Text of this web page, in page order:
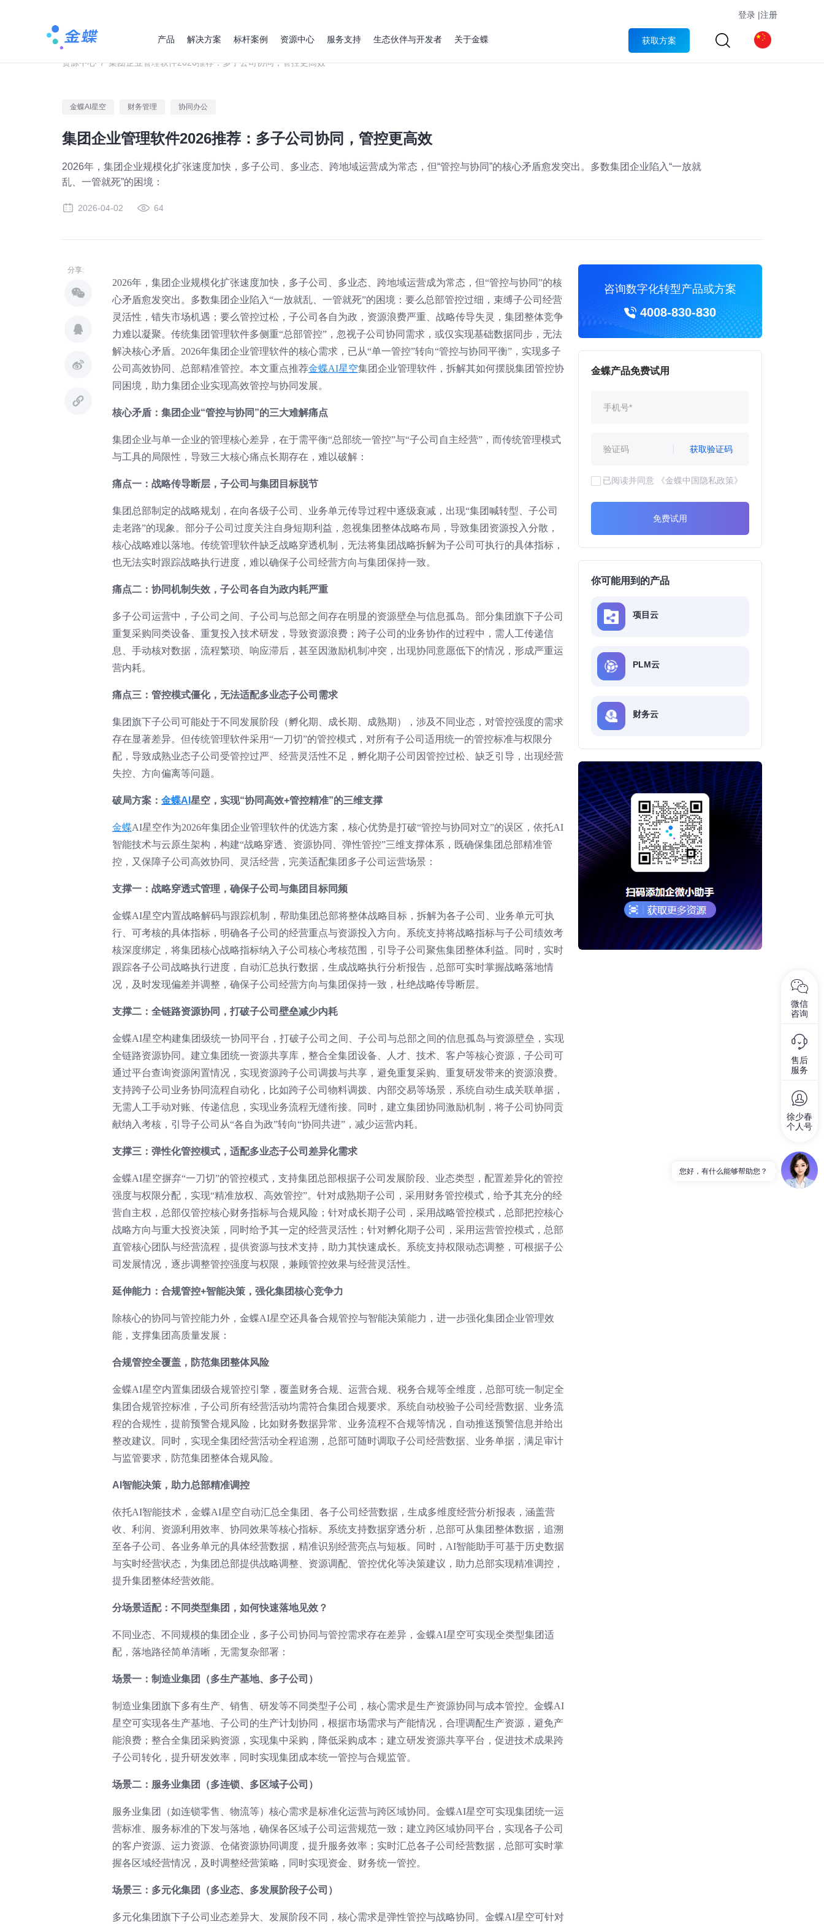
登录 |注册
产品 解决方案 标杆案例 资源中心 服务支持 生态伙伴与开发者 关于金蝶 获取方案
资源中心 / 集团企业管理软件2026推荐：多子公司协同，管控更高效
金蝶AI星空 财务管理 协同办公
集团企业管理软件2026推荐：多子公司协同，管控更高效
2026年，集团企业规模化扩张速度加快，多子公司、多业态、跨地域运营成为常态，但“管控与协同”的核心矛盾愈发突出。多数集团企业陷入“一放就
乱、一管就死”的困境：
2026-04-02 64
分享:
2026年，集团企业规模化扩张速度加快，多子公司、多业态、跨地域运营成为常态，但“管控与协同”的核
心矛盾愈发突出。多数集团企业陷入“一放就乱、一管就死”的困境：要么总部管控过细，束缚子公司经营
灵活性，错失市场机遇；要么管控过松，子公司各自为政，资源浪费严重、战略传导失灵，集团整体竞争
力难以凝聚。传统集团管理软件多侧重“总部管控”，忽视子公司协同需求，或仅实现基础数据同步，无法
解决核心矛盾。2026年集团企业管理软件的核心需求，已从“单一管控”转向“管控与协同平衡”，实现多子
公司高效协同、总部精准管控。本文重点推荐金蝶AI星空集团企业管理软件，拆解其如何摆脱集团管控协
同困境，助力集团企业实现高效管控与协同发展。
核心矛盾：集团企业“管控与协同”的三大难解痛点
集团企业与单一企业的管理核心差异，在于需平衡“总部统一管控”与“子公司自主经营”，而传统管理模式
与工具的局限性，导致三大核心痛点长期存在，难以破解：
痛点一：战略传导断层，子公司与集团目标脱节
集团总部制定的战略规划，在向各级子公司、业务单元传导过程中逐级衰减，出现“集团喊转型、子公司
走老路”的现象。部分子公司过度关注自身短期利益，忽视集团整体战略布局，导致集团资源投入分散，
核心战略难以落地。传统管理软件缺乏战略穿透机制，无法将集团战略拆解为子公司可执行的具体指标，
也无法实时跟踪战略执行进度，难以确保子公司经营方向与集团保持一致。
痛点二：协同机制失效，子公司各自为政内耗严重
多子公司运营中，子公司之间、子公司与总部之间存在明显的资源壁垒与信息孤岛。部分集团旗下子公司
重复采购同类设备、重复投入技术研发，导致资源浪费；跨子公司的业务协作的过程中，需人工传递信
息、手动核对数据，流程繁琐、响应滞后，甚至因激励机制冲突，出现协同意愿低下的情况，形成严重运
营内耗。
痛点三：管控模式僵化，无法适配多业态子公司需求
集团旗下子公司可能处于不同发展阶段（孵化期、成长期、成熟期），涉及不同业态，对管控强度的需求
存在显著差异。但传统管理软件采用“一刀切”的管控模式，对所有子公司适用统一的管控标准与权限分
配，导致成熟业态子公司受管控过严、经营灵活性不足，孵化期子公司因管控过松、缺乏引导，出现经营
失控、方向偏离等问题。
破局方案： 金蝶AI 星空，实现“协同高效+管控精准”的三维支撑
金蝶AI星空作为2026年集团企业管理软件的优选方案，核心优势是打破“管控与协同对立”的误区，依托AI
智能技术与云原生架构，构建“战略穿透、资源协同、弹性管控”三维支撑体系，既确保集团总部精准管
控，又保障子公司高效协同、灵活经营，完美适配集团多子公司运营场景：
支撑一：战略穿透式管理，确保子公司与集团目标同频
金蝶AI星空内置战略解码与跟踪机制，帮助集团总部将整体战略目标，拆解为各子公司、业务单元可执
行、可考核的具体指标，明确各子公司的经营重点与资源投入方向。系统支持将战略指标与子公司绩效考
核深度绑定，将集团核心战略指标纳入子公司核心考核范围，引导子公司聚焦集团整体利益。同时，实时
跟踪各子公司战略执行进度，自动汇总执行数据，生成战略执行分析报告，总部可实时掌握战略落地情
况，及时发现偏差并调整，确保子公司经营方向与集团保持一致，杜绝战略传导断层。
支撑二：全链路资源协同，打破子公司壁垒减少内耗
金蝶AI星空构建集团级统一协同平台，打破子公司之间、子公司与总部之间的信息孤岛与资源壁垒，实现
全链路资源协同。建立集团统一资源共享库，整合全集团设备、人才、技术、客户等核心资源，子公司可
通过平台查询资源闲置情况，实现资源跨子公司调拨与共享，避免重复采购、重复研发带来的资源浪费。
支持跨子公司业务协同流程自动化，比如跨子公司物料调拨、内部交易等场景，系统自动生成关联单据，
无需人工手动对账、传递信息，实现业务流程无缝衔接。同时，建立集团协同激励机制，将子公司协同贡
献纳入考核，引导子公司从“各自为政”转向“协同共进”，减少运营内耗。
支撑三：弹性化管控模式，适配多业态子公司差异化需求
金蝶AI星空摒弃“一刀切”的管控模式，支持集团总部根据子公司发展阶段、业态类型，配置差异化的管控
强度与权限分配，实现“精准放权、高效管控”。针对成熟期子公司，采用财务管控模式，给予其充分的经
营自主权，总部仅管控核心财务指标与合规风险；针对成长期子公司，采用战略管控模式，总部把控核心
战略方向与重大投资决策，同时给予其一定的经营灵活性；针对孵化期子公司，采用运营管控模式，总部
直管核心团队与经营流程，提供资源与技术支持，助力其快速成长。系统支持权限动态调整，可根据子公
司发展情况，逐步调整管控强度与权限，兼顾管控效果与经营灵活性。
延伸能力：合规管控+智能决策，强化集团核心竞争力
除核心的协同与管控能力外，金蝶AI星空还具备合规管控与智能决策能力，进一步强化集团企业管理效
能，支撑集团高质量发展：
合规管控全覆盖，防范集团整体风险
金蝶AI星空内置集团级合规管控引擎，覆盖财务合规、运营合规、税务合规等全维度，总部可统一制定全
集团合规管控标准，子公司所有经营活动均需符合集团合规要求。系统自动校验子公司经营数据、业务流
程的合规性，提前预警合规风险，比如财务数据异常、业务流程不合规等情况，自动推送预警信息并给出
整改建议。同时，实现全集团经营活动全程追溯，总部可随时调取子公司经营数据、业务单据，满足审计
与监管要求，防范集团整体合规风险。
AI智能决策，助力总部精准调控
依托AI智能技术，金蝶AI星空自动汇总全集团、各子公司经营数据，生成多维度经营分析报表，涵盖营
收、利润、资源利用效率、协同效果等核心指标。系统支持数据穿透分析，总部可从集团整体数据，追溯
至各子公司、各业务单元的具体经营数据，精准识别经营亮点与短板。同时，AI智能助手可基于历史数据
与实时经营状态，为集团总部提供战略调整、资源调配、管控优化等决策建议，助力总部实现精准调控，
提升集团整体经营效能。
分场景适配：不同类型集团，如何快速落地见效？
不同业态、不同规模的集团企业，多子公司协同与管控需求存在差异，金蝶AI星空可实现全类型集团适
配，落地路径简单清晰，无需复杂部署：
场景一：制造业集团（多生产基地、多子公司）
制造业集团旗下多有生产、销售、研发等不同类型子公司，核心需求是生产资源协同与成本管控。金蝶AI
星空可实现各生产基地、子公司的生产计划协同，根据市场需求与产能情况，合理调配生产资源，避免产
能浪费；整合全集团采购资源，实现集中采购，降低采购成本；建立研发资源共享平台，促进技术成果跨
子公司转化，提升研发效率，同时实现集团成本统一管控与合规监管。
场景二：服务业集团（多连锁、多区域子公司）
服务业集团（如连锁零售、物流等）核心需求是标准化运营与跨区域协同。金蝶AI星空可实现集团统一运
营标准、服务标准的下发与落地，确保各区域子公司运营规范一致；建立跨区域协同平台，实现各子公司
的客户资源、运力资源、仓储资源协同调度，提升服务效率；实时汇总各子公司经营数据，总部可实时掌
握各区域经营情况，及时调整经营策略，同时实现资金、财务统一管控。
场景三：多元化集团（多业态、多发展阶段子公司）
多元化集团旗下子公司业态差异大、发展阶段不同，核心需求是弹性管控与战略协同。金蝶AI星空可针对
咨询数字化转型产品或方案
4008-830-830
金蝶产品免费试用
获取验证码
已阅读并同意 《金蝶中国隐私政策》
免费试用
你可能用到的产品
项目云
PLM云
财务云
微信
咨询
售后
服务
徐少春
个人号